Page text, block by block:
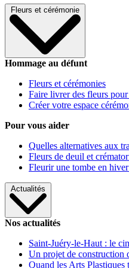
Fleurs et cérémonie
Hommage au défunt
Fleurs et cérémonies
Faire livrer des fleurs
Créer votre espace
Pour vous aider
Quelles alternatives aux
Fleurs de deuil et
Fleurir une tombe en
Actualités
Nos actualités
Saint-Juéry-le-Haut : le
Un projet de construction
Quand les Arts Plastiques